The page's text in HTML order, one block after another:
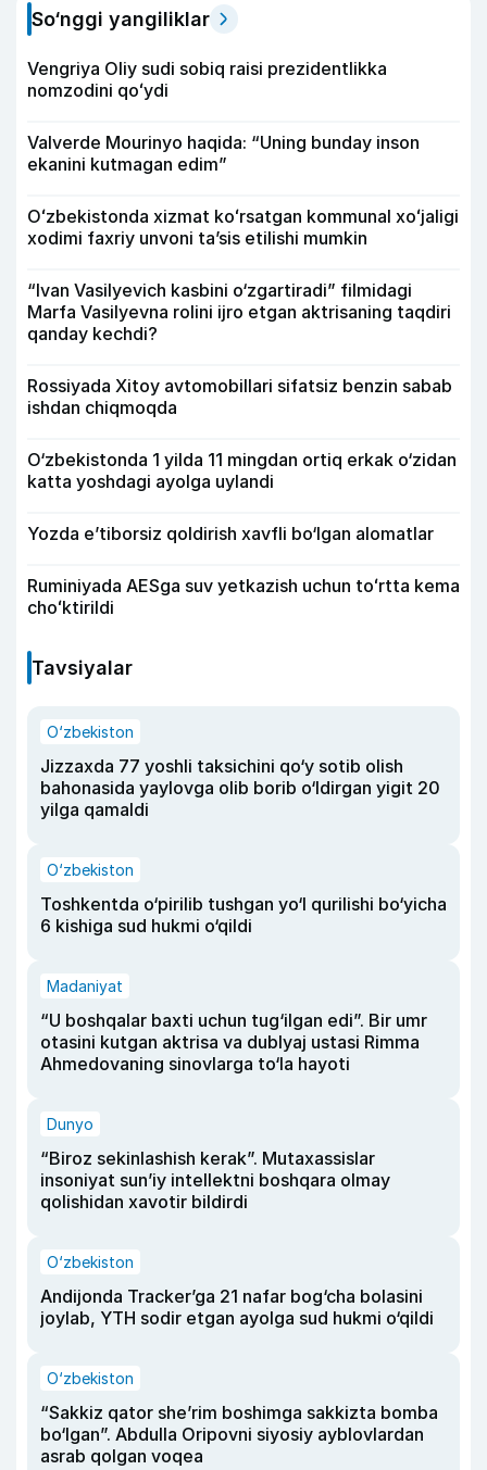
So‘nggi yangiliklar
Vengriya Oliy sudi sobiq raisi prezidentlikka
nomzodini qoʻydi
Valverde Mourinyo haqida: “Uning bunday inson
ekanini kutmagan edim”
Oʻzbekistonda xizmat koʻrsatgan kommunal xoʻjaligi
xodimi faxriy unvoni taʼsis etilishi mumkin
“Ivan Vasilyevich kasbini o‘zgartiradi” filmidagi
Marfa Vasilyevna rolini ijro etgan aktrisaning taqdiri
qanday kechdi?
Rossiyada Xitoy avtomobillari sifatsiz benzin sabab
ishdan chiqmoqda
O‘zbekistonda 1 yilda 11 mingdan ortiq erkak o‘zidan
katta yoshdagi ayolga uylandi
Yozda e’tiborsiz qoldirish xavfli bo‘lgan alomatlar
Ruminiyada AESga suv yetkazish uchun toʻrtta kema
choʻktirildi
Tavsiyalar
O‘zbekiston
Jizzaxda 77 yoshli taksichini qo‘y sotib olish
bahonasida yaylovga olib borib o‘ldirgan yigit 20
yilga qamaldi
O‘zbekiston
Toshkentda o‘pirilib tushgan yo‘l qurilishi bo‘yicha
6 kishiga sud hukmi o‘qildi
Madaniyat
“U boshqalar baxti uchun tug‘ilgan edi”. Bir umr
otasini kutgan aktrisa va dublyaj ustasi Rimma
Ahmedovaning sinovlarga to‘la hayoti
Dunyo
“Biroz sekinlashish kerak”. Mutaxassislar
insoniyat sun’iy intellektni boshqara olmay
qolishidan xavotir bildirdi
O‘zbekiston
Andijonda Tracker’ga 21 nafar bog‘cha bolasini
joylab, YTH sodir etgan ayolga sud hukmi o‘qildi
O‘zbekiston
“Sakkiz qator she’rim boshimga sakkizta bomba
bo‘lgan”. Abdulla Oripovni siyosiy ayblovlardan
asrab qolgan voqea